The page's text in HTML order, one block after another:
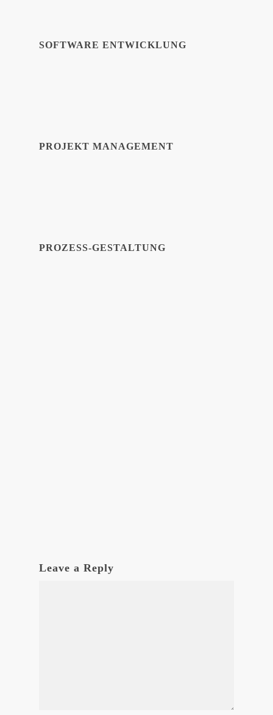
SOFTWARE ENTWICKLUNG
PROJEKT MANAGEMENT
PROZESS-GESTALTUNG
Leave a Reply